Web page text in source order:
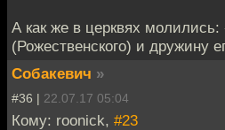
А как же в церквях
(Рожественского) и дружину
Собакевич »
#36 | 22.07.17 05:04
Кому: roonick, #23